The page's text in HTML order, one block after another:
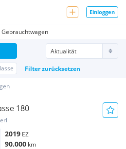
Einloggen
Gebrauchtwagen
Filter zurücksetzen
180
2019 EZ
90.000 km